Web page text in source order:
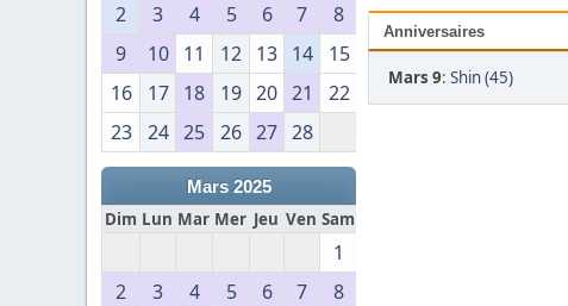
2
3 4 5 6 7
8
9
10 11 12 13 14
15
16
17 18 19 20 21
22
23
24 25 26 27 28
Mars 2025
Dim Lun Mar Mer Jeu Ven Sam
1
2
3 4 5 6 7
8
Anniversaires
Mars 9: Shin (45)